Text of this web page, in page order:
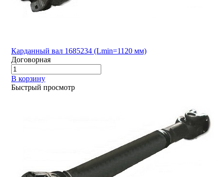
Карданный вал 1685234 (Lmin=1120 мм)
Договорная
В корзину
Быстрый просмотр